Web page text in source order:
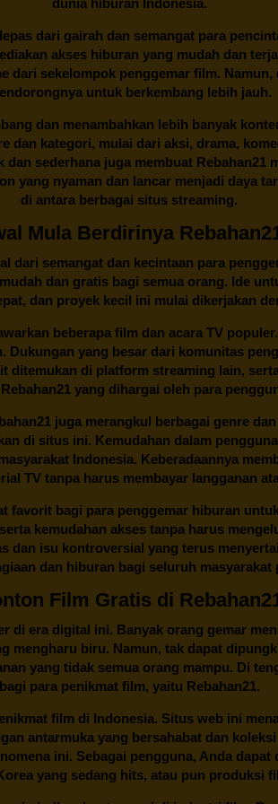
dari gairah dan semangat para
akses hiburan yang mudah dan
dari sekelompok penggemar film.
untuk berkembang lebih jauh.
dan menambahkan lebih banyak
dan kategori, mulai dari aksi, drama,
dan sederhana juga membuatRebahan21
yang nyaman dan lancar menjadi daya
di antara berbagai situs streaming.
Mula Berdirinya
dari semangat dan kecintaan para
dan gratis bagi semua orang. Ide
dan proyek kecil ini mulai dikerjakan
beberapa film dan acara TV
Dukungan yang besar dari komunitas
ditemukan di platform streaming lain,
Rebahan21yang dihargai oleh para
juga merangkul berbagai genre
di situs ini. Kemudahan dalam
Indonesia. Keberadaannya
TV tanpa harus membayar langganan
favorit bagi para penggemar hiburan
kemudahan akses tanpa harus
dan isu kontroversial yang terus
dan hiburan bagi seluruh
Film Gratis di
di era digital ini. Banyak orang gemar
mengharu biru. Namun, tak dapat
yang tidak semua orang mampu. Di
bagi para penikmat film, yaitu Rebahan21.
film di Indonesia. Situs web ini
antarmuka yang bersahabat dan
ini. Sebagai pengguna, Anda
yang sedang hits, atau pun produksi